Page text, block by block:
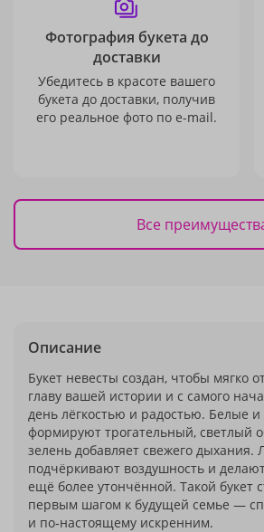
Фотография букета до
доставки
Убедитесь в красоте вашего
букета до доставки, получив
его реальное фото по e-mail.
Все
Описание
Букет невесты создан, чтобы мягко
главу вашей истории и с самого
день лёгкостью и радостью. Белые
формируют трогательный, светлый
зелень добавляет свежего дыхания.
подчёркивают воздушность и
ещё более утончённой. Такой букет
первым шагом к будущей семье —
и по‑настоящему искренним.